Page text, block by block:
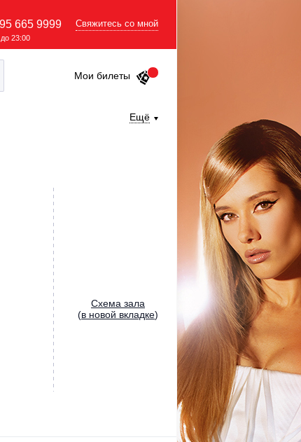
665 9999
23:00
Свяжитесь со мной
Мои билеты
Ещё
Cхема зала
(в новой вкладке)